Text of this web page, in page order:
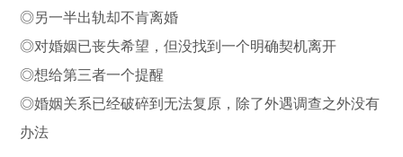
◎另一半出轨却不肯离婚
◎对婚姻已丧失希望，但没找到一个明确契机离开
◎想给第三者一个提醒
◎婚姻关系已经破碎到无法复原，除了外遇调查之外没有
办法